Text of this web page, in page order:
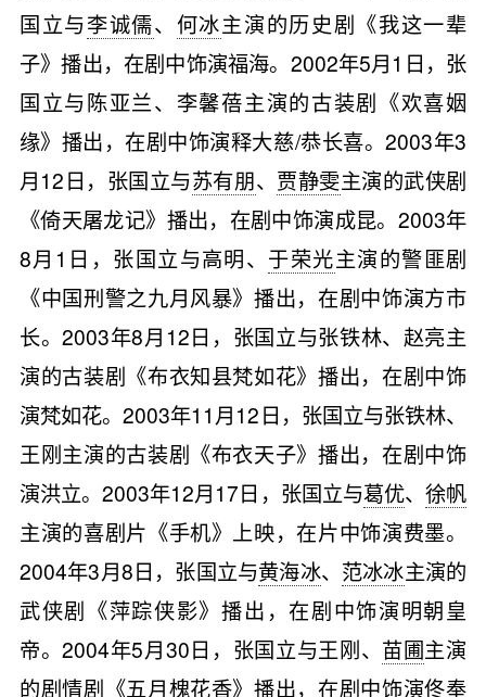
国立与李诚儒、 何冰主演的历史剧《我这一辈
子》播出，在剧中饰演福海。2002年5月1日，张
国立与陈亚兰、李馨蓓主演的古装剧《欢喜姻
缘》播出，在剧中饰演释大慈/恭长喜。2003年3
月12日，张国立与苏有朋、 贾静雯主演的武侠剧
《倚天屠龙记》播出，在剧中饰演成昆。2003年
8月1日，张国立与高明、 于荣光主演的警匪剧
《中国刑警之九月风暴》播出，在剧中饰演方市
长。2003年8月12日，张国立与张铁林、赵亮主
演的古装剧《布衣知县梵如花》播出，在剧中饰
演梵如花。2003年11月12日，张国立与张铁林、
王刚主演的古装剧《布衣天子》播出，在剧中饰
演洪立。2003年12月17日，张国立与葛优、徐帆
主演的喜剧片《手机》上映，在片中饰演费墨。
2004年3月8日，张国立与黄海冰、 范冰冰主演的
武侠剧《萍踪侠影》播出，在剧中饰演明朝皇
帝。2004年5月30日，张国立与王刚、 苗圃主演
的剧情剧《五月槐花香》播出，在剧中饰演佟奉